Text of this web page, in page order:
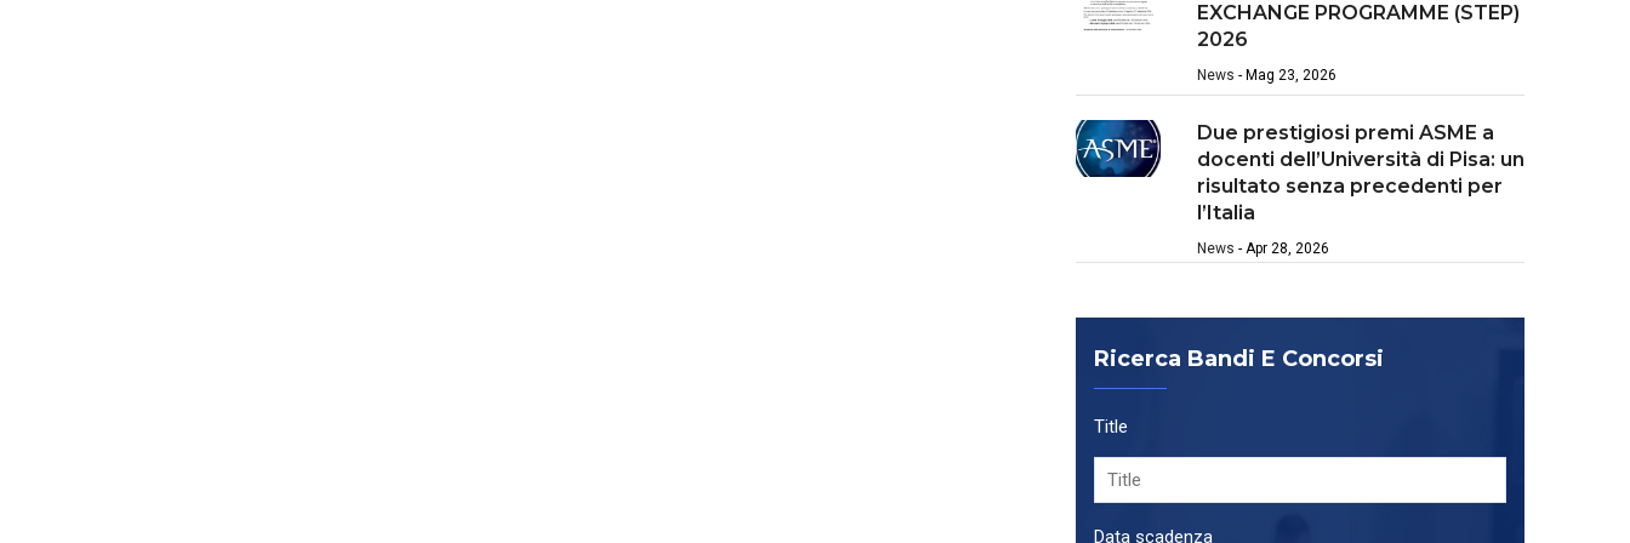
EXCHANGE PROGRAMME (STEP)
2026
News - Mag 23, 2026
Due prestigiosi premi ASME a
docenti dell’Università di Pisa: un
risultato senza precedenti per
l’Italia
News - Apr 28, 2026
Ricerca Bandi E Concorsi
Title
Data scadenza